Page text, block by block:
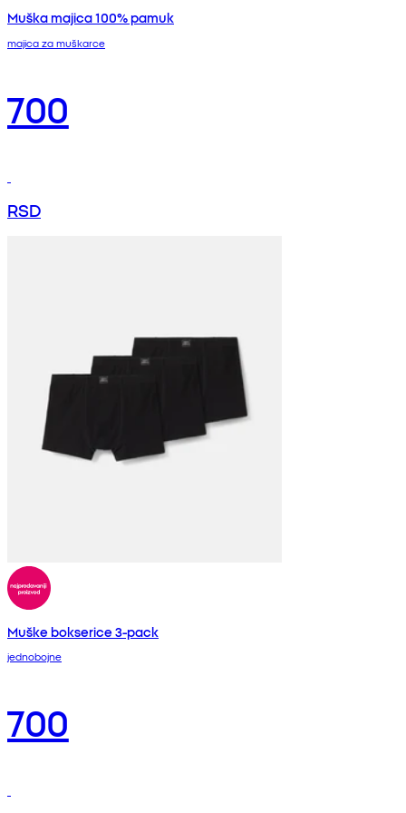
Muška majica 100% pamuk
majica za muškarce
700
RSD
Muške bokserice 3-pack
jednobojne
700